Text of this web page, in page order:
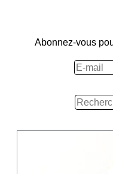
Abonnez-vous
: